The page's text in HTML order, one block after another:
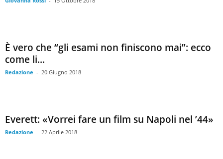
È vero che “gli esami non finiscono mai”: ecco
come li...
Redazione - 20 Giugno 2018
Everett: «Vorrei fare un film su Napoli nel ’44»
Redazione - 22 Aprile 2018